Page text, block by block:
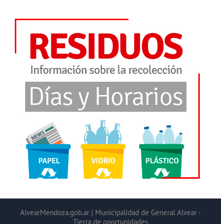
AlvearMendoza.gob.ar | Municipalidad de General Alvear -
Tierra de oportunidades